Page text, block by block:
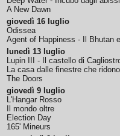
A New Dawn
giovedì 16 luglio
Odissea
Agent of Happiness - Il Bhutan
lunedì 13 luglio
Lupin III - Il castello di
La casa dalle finestre che ridono
The Doors
giovedì 9 luglio
L'Hangar Rosso
Il mondo oltre
Election Day
165' Mineurs